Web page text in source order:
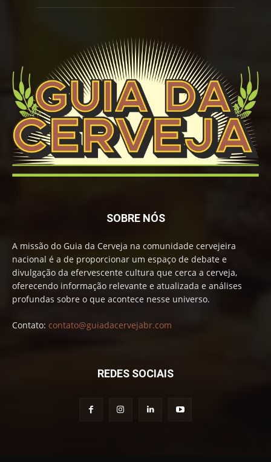
SOBRE NÓS
A missão do Guia da Cerveja na comunidade cervejeira
nacional é a de proporcionar um espaço de debate e
divulgação da efervescente cultura que cerca a cerveja,
oferecendo informação relevante e atualizada e análises
profundas sobre o que acontece nesse universo.
Contato: contato@guiadacervejabr.com
REDES SOCIAIS